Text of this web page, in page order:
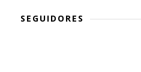
SEGUIDORES